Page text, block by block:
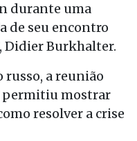
durante uma
de seu encontro
Didier Burkhalter.
russo, a reunião
permitiu mostrar
resolver a crise